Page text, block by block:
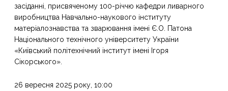
засіданні, присвяченому 100-річчю кафедри ливарного
виробництва Навчально-наукового інституту
матеріалознавства та зварювання імені Є.О. Патона
Національного технічного університету України
«Київський політехнічний інститут імені Ігоря
Сікорського».
26 вересня 2025 року, 10:00